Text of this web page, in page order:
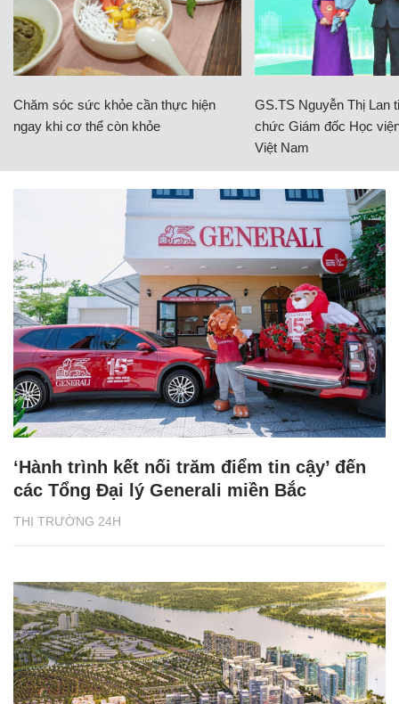
Chăm sóc sức khỏe cần thực hiện
ngay khi cơ thể còn khỏe
GS.TS Nguyễn Thị Lan
chức Giám đốc Học
Việt Nam
THỊ TRƯỜNG 24H
‘Hành trình kết nối trăm điểm tin cậy’ đến
các Tổng Đại lý Generali miền Bắc